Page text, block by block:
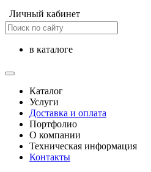
Личный кабинет
в каталоге
Каталог
Услуги
Доставка и оплата
Портфолио
О компании
Техническая информация
Контакты